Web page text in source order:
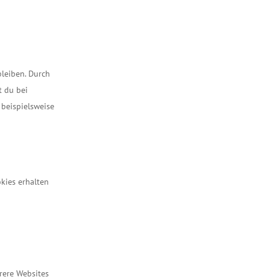
Durch
du bei
erhalten
Websites